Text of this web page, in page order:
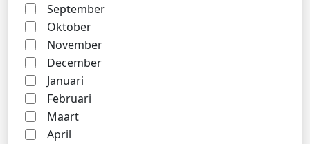
September
Oktober
November
December
Januari
Februari
Maart
April